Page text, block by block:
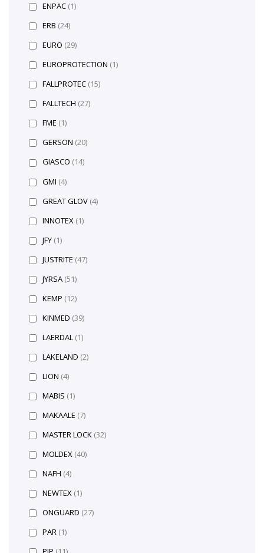
ENPAC (1)
ERB (24)
EURO (29)
EUROPROTECTION (1)
FALLPROTEC (15)
FALLTECH (27)
FME (1)
GERSON (20)
GIASCO (14)
GMI (4)
GREAT GLOV (4)
INNOTEX (1)
JFY (1)
JUSTRITE (47)
JYRSA (51)
KEMP (12)
KINMED (39)
LAERDAL (1)
LAKELAND (2)
LION (4)
MABIS (1)
MAKAALE (7)
MASTER LOCK (32)
MOLDEX (40)
NAFH (4)
NEWTEX (1)
ONGUARD (27)
PAR (1)